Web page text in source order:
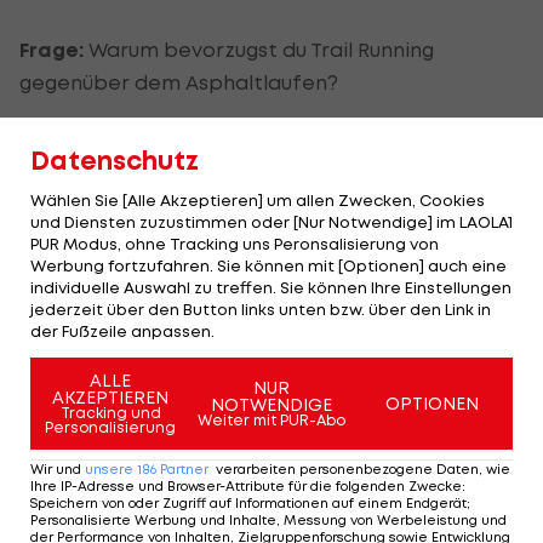
Frage: Warum bevorzugst du Trail Running
gegenüber dem Asphaltlaufen?
Kröll:Ich bin früher sehr viel auf der Straße
wenn ich Straße oder Asphalt höre, höre ich
gleichzeitig Verkehr und das gefällt mir nicht.
Daher laufe ich lieber im Gelände und der
Untergrund dort ist auch für meine Gelenke viel,
viel schonender.
Frage:Was motiviert dich, dass du dich immer
wieder diesen Wettkampfstrapazen aussetzt?
Kröll:Ich glaube das Laufen ist mittlerweile schon
Datenschutz
Wählen Sie [Alle Akzeptieren] um allen Zwecken, Cookies
und Diensten zuzustimmen oder [Nur Notwendige] im LAOLA1
PUR Modus, ohne Tracking uns Peronsalisierung von
Werbung fortzufahren. Sie können mit [Optionen] auch eine
individuelle Auswahl zu treffen. Sie können Ihre Einstellungen
jederzeit über den Button links unten bzw. über den Link in
der Fußzeile anpassen.
ALLE
AKZEPTIEREN
Tracking und
Personalisierung
NUR
NOTWENDIGE
Weiter mit PUR-Abo
OPTIONEN
Wir und unsere 186 Partner verarbeiten personenbezogene Daten, wie
Ihre IP-Adresse und Browser-Attribute für die folgenden Zwecke:
Speichern von oder Zugriff auf Informationen auf einem Endgerät;
Personalisierte Werbung und Inhalte, Messung von Werbeleistung und
der Performance von Inhalten, Zielgruppenforschung sowie Entwicklung